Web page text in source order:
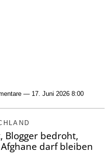
— 17. Juni 2026 8:00
Blogger bedroht,
darf bleiben